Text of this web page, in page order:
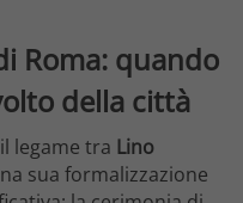
Roma: quando
della città
legame tra Lino
sua formalizzazione